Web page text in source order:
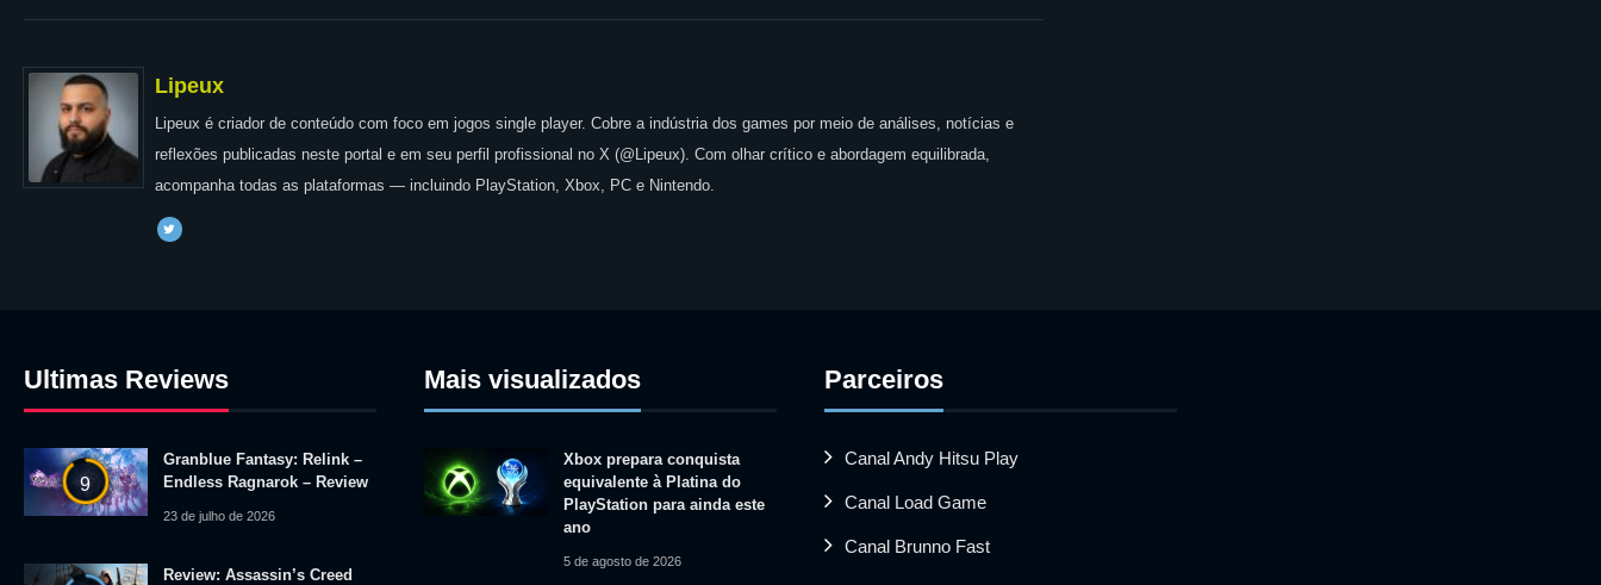
Lipeux
Lipeux é criador de conteúdo com foco em jogos single player. Cobre a indústria dos games por meio de análises, notícias e
reflexões publicadas neste portal e em seu perfil profissional no X (@Lipeux). Com olhar crítico e abordagem equilibrada,
acompanha todas as plataformas — incluindo PlayStation, Xbox, PC e Nintendo.
Ultimas Reviews
9
Granblue Fantasy: Relink –
Endless Ragnarok – Review
23 de julho de 2026
Review: Assassin’s Creed
Mais visualizados
Xbox prepara conquista
equivalente à Platina do
PlayStation para ainda este
ano
5 de agosto de 2026
Parceiros
Canal Andy Hitsu Play
Canal Load Game
Canal Brunno Fast